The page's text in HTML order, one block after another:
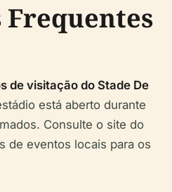
de visitação do Stade De
está aberto durante
Consulte o site do
de eventos locais para os